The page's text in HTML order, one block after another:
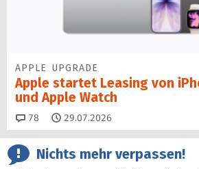
APPLE UPGRADE
Apple startet Leasing von
und Apple Watch
78 Kommentare
29.07.2026
Nichts mehr verpassen!